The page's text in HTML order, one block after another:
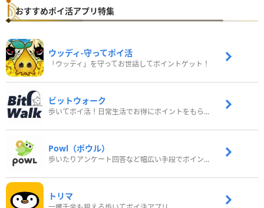
おすすめポイ活アプリ特集
ウッディ‐守ってポイ活
「ウッディ」を守ってお世話してポイントゲット！
ビットウォーク
歩いてポイ活！日常生活でお得にポイントをもらおう
Powl（ポウル）
歩いたりアンケート回答など幅広い手段でポイントをゲット
トリマ